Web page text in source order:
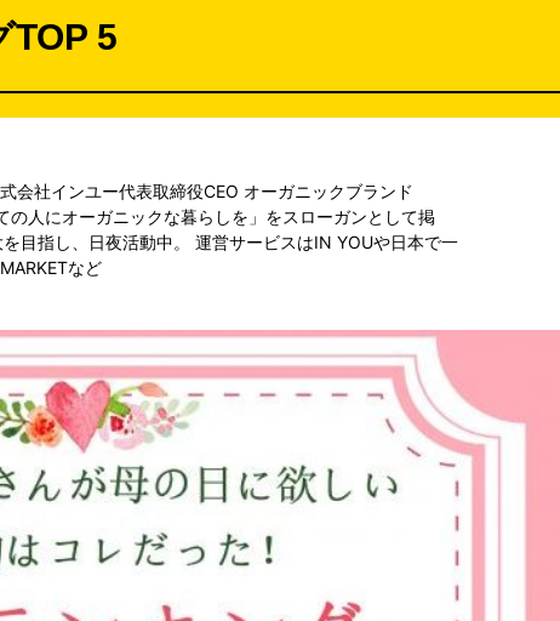
TOP 5
会社インユー代表取締役CEO オーガニックブランド
の人にオーガニックな暮らしを」をスローガンとして掲
目指し、日夜活動中。 運営サービスはIN YOUや日本で一
など